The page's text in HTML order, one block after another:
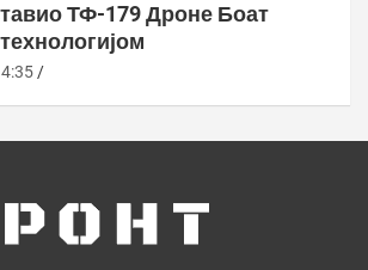
ТФ-179 Дроне Боат